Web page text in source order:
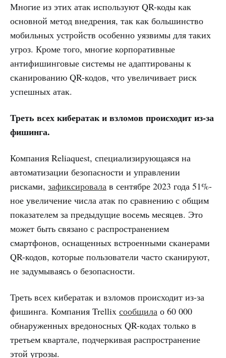
Многие из этих атак используют QR-коды как
основной метод внедрения, так как большинство
мобильных устройств особенно уязвимы для таких
угроз. Кроме того, многие корпоративные
антифишинговые системы не адаптированы к
сканированию QR-кодов, что увеличивает риск
успешных атак.
Треть всех кибератак и взломов происходит из-за
фишинга.
Компания Reliaquest, специализирующаяся на
автоматизации безопасности и управлении
рисками, зафиксировала в сентябре 2023 года 51%-
ное увеличение числа атак по сравнению с общим
показателем за предыдущие восемь месяцев. Это
может быть связано с распространением
смартфонов, оснащенных встроенными сканерами
QR-кодов, которые пользователи часто сканируют,
не задумываясь о безопасности.
Треть всех кибератак и взломов происходит из-за
фишинга. Компания Trellix сообщила о 60 000
обнаруженных вредоносных QR-кодах только в
третьем квартале, подчеркивая распространение
этой угрозы.